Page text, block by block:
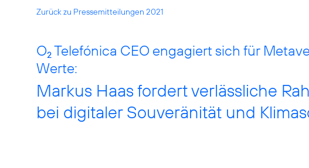
Zurück zu Pressemitteilungen 2021
O2 Telefónica CEO engagiert sich für
Werte:
Markus Haas fordert verlässliche
bei digitaler Souveränität und